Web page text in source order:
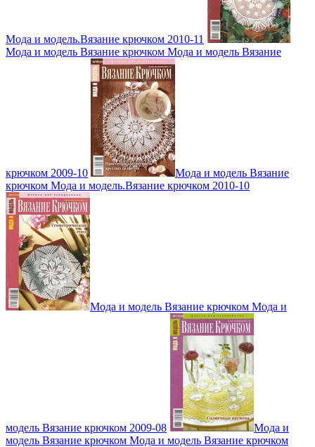
Мода и модель.Вязание крючком 2010-11
Мода и модель Вязание крючком Мода и модель Вязание
крючком 2009-10
Мода и модель Вязание
крючком Мода и модель.Вязание крючком 2010-10
Мода и модель Вязание крючком Мода и
модель Вязание крючком 2009-08
Мода и
модель Вязание крючком Мода и модель Вязание крючком